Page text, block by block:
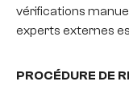
vérifications
experts externes
PROCÉDURE DE